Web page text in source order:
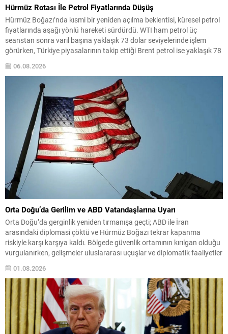
Hürmüz Rotası İle Petrol Fiyatlarında Düşüş
Hürmüz Boğazı’nda kısmi bir yeniden açılma beklentisi, küresel petrol
fiyatlarında aşağı yönlü hareketi sürdürdü. WTI ham petrol üç
seanstan sonra varil başına yaklaşık 73 dolar seviyelerinde işlem
görürken, Türkiye piyasalarının takip ettiği Brent petrol ise yaklaşık 78
üzerinden alternatif bir nakliye...
06.08.2026
Orta Doğu’da Gerilim ve ABD Vatandaşlarına Uyarı
Orta Doğu’da gerginlik yeniden tırmanışa geçti; ABD ile İran
arasındaki diplomasi çöktü ve Hürmüz Boğazı tekrar kapanma
riskiyle karşı karşıya kaldı. Bölgede güvenlik ortamının kırılgan olduğu
vurgulanırken, gelişmeler uluslararası uçuşlar ve diplomatik faaliyetler
ve beklenmedik operasyonlara karşı bölgedeki vatandaşlarını dikkatli
olmaya...
01.08.2026